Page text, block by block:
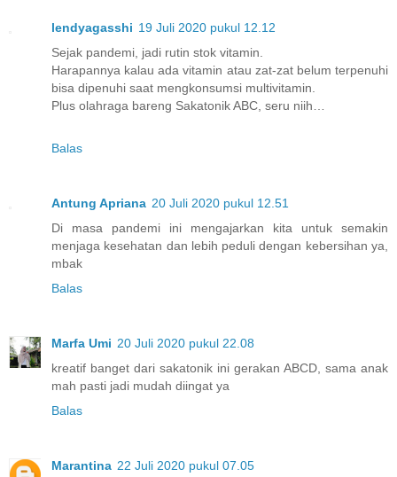
lendyagasshi 19 Juli 2020 pukul 12.12
Sejak pandemi, jadi rutin stok vitamin.
Harapannya kalau ada vitamin atau zat-zat belum terpenuhi
bisa dipenuhi saat mengkonsumsi multivitamin.
Plus olahraga bareng Sakatonik ABC, seru niih…
Balas
Antung Apriana 20 Juli 2020 pukul 12.51
Di masa pandemi ini mengajarkan kita untuk semakin
menjaga kesehatan dan lebih peduli dengan kebersihan ya,
mbak
Balas
Marfa Umi 20 Juli 2020 pukul 22.08
kreatif banget dari sakatonik ini gerakan ABCD, sama anak
mah pasti jadi mudah diingat ya
Balas
Marantina 22 Juli 2020 pukul 07.05